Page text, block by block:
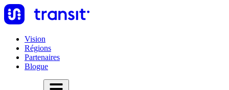
Vision
Régions
Partenaires
Blogue